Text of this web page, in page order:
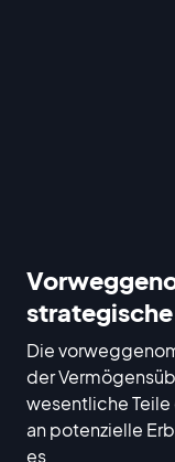
Die
der
wesentliche Teile
an potenzielle
es